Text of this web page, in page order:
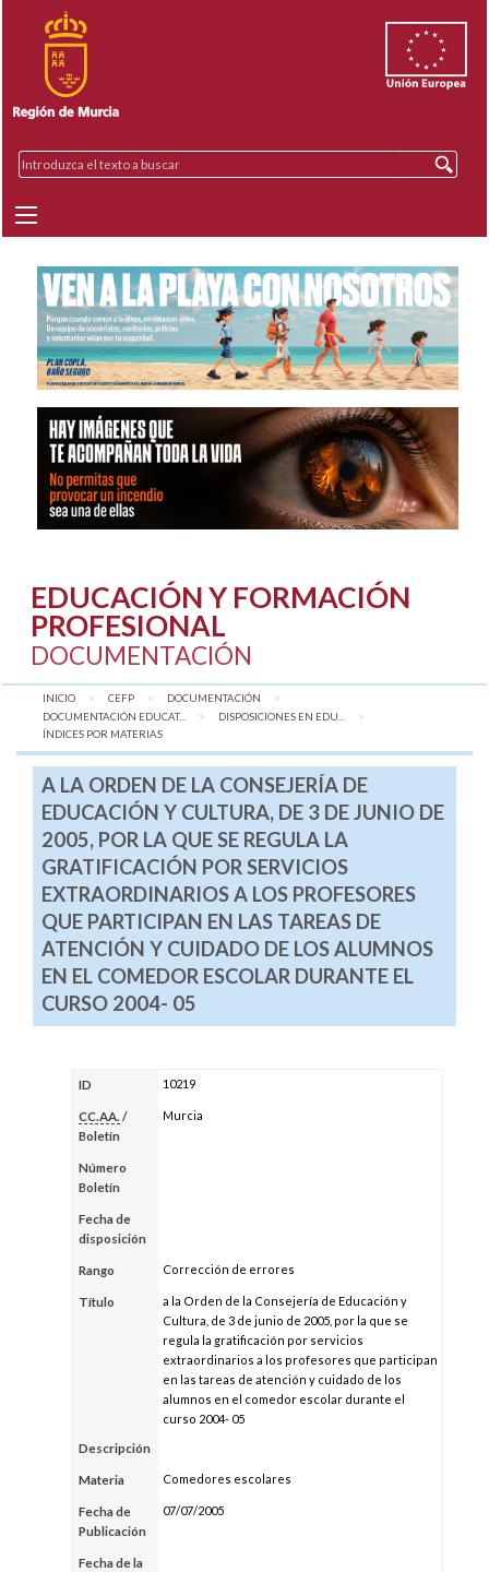
EDUCACIÓN Y FORMACIÓN
PROFESIONAL
DOCUMENTACIÓN
INICIO CEFP
DOCUMENTACIÓN
DOCUMENTACIÓN EDUCAT...
DISPOSICIONES EN EDU...
AQUÍ:
ÍNDICES POR MATERIAS
A LA ORDEN DE LA CONSEJERÍA DE
EDUCACIÓN Y CULTURA, DE 3 DE JUNIO DE
2005, POR LA QUE SE REGULA LA
GRATIFICACIÓN POR SERVICIOS
EXTRAORDINARIOS A LOS PROFESORES
QUE PARTICIPAN EN LAS TAREAS DE
ATENCIÓN Y CUIDADO DE LOS ALUMNOS
EN EL COMEDOR ESCOLAR DURANTE EL
CURSO 2004- 05
ID 10219
CC.AA. /
Boletín
Murcia
Número
Boletín
Fecha de
disposición
Rango Corrección de errores
Título
a la Orden de la Consejería de Educación y
Cultura, de 3 de junio de 2005, por la que se
regula la gratificación por servicios
extraordinarios a los profesores que participan
en las tareas de atención y cuidado de los
alumnos en el comedor escolar durante el
curso 2004- 05
Descripción
Materia Comedores escolares
Fecha de
Publicación
07/07/2005
Fecha de la